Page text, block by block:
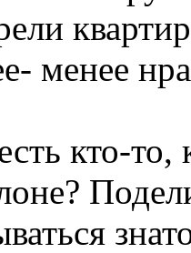
менее
кто-